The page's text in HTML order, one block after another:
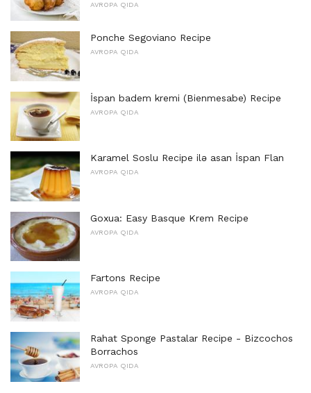
AVROPA QIDA
Ponche Segoviano Recipe
AVROPA QIDA
İspan badem kremi (Bienmesabe) Recipe
AVROPA QIDA
Karamel Soslu Recipe ilə asan İspan Flan
AVROPA QIDA
Goxua: Easy Basque Krem Recipe
AVROPA QIDA
Fartons Recipe
AVROPA QIDA
Rahat Sponge Pastalar Recipe - Bizcochos
Borrachos
AVROPA QIDA